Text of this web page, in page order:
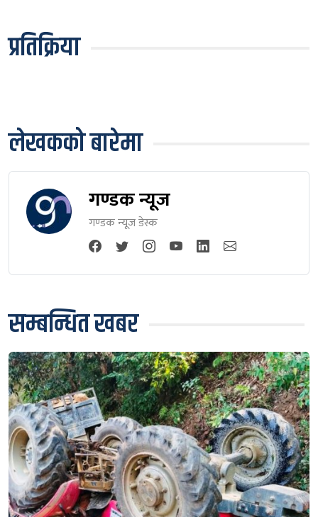
प्रतिक्रिया
लेखकको बारेमा
गण्डक न्यूज
गण्डक न्यूज डेस्क
सम्बन्धित खबर